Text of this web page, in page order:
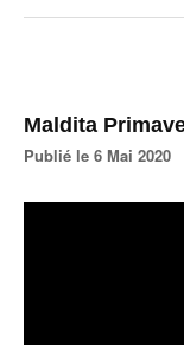
Maldita
Publié le 6 Mai 2020